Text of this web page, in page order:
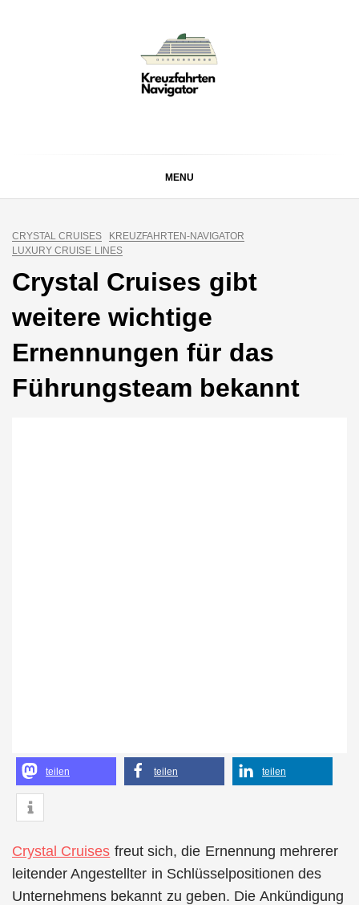
MENU
CRYSTAL CRUISES
KREUZFAHRTEN-NAVIGATOR
LUXURY CRUISE LINES
Crystal Cruises gibt
weitere wichtige
Ernennungen für das
Führungsteam bekannt
teilen teilen teilen
Crystal Cruises freut sich, die Ernennung mehrerer
leitender Angestellter in Schlüsselpositionen des
Unternehmens bekannt zu geben. Die Ankündigung